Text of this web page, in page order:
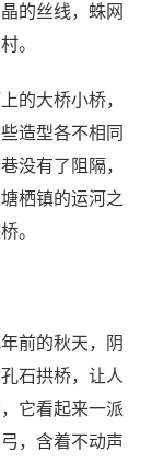
的丝线，蛛网
。
的大桥小桥，
造型各不相同
没有了阻隔，
栖镇的运河之
。
前的秋天，阴
石拱桥，让人
它看起来一派
，含着不动声